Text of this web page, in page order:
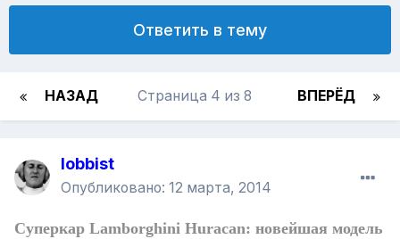
Ответить в тему
НАЗАД ВПЕРЁД
Страница 4 из 8
lobbist
Опубликовано: 12 марта, 2014
Суперкар Lamborghini Huracan: новейшая модель